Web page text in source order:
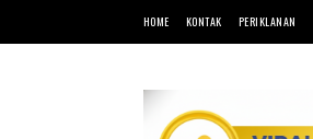
HOME KONTAK PERIKLANAN